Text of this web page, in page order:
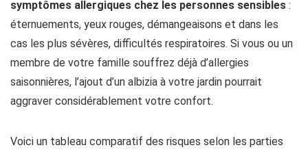
symptômes allergiques chez les personnes sensibles :
éternuements, yeux rouges, démangeaisons et dans les
cas les plus sévères, difficultés respiratoires. Si vous ou un
membre de votre famille souffrez déjà d’allergies
saisonnières, l’ajout d’un albizia à votre jardin pourrait
aggraver considérablement votre confort.
Voici un tableau comparatif des risques selon les parties